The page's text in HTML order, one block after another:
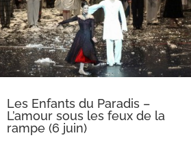
Les Enfants du Paradis –
L’amour sous les feux de la
rampe (6 juin)